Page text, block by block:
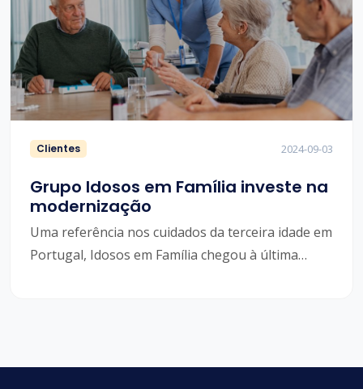
Clientes 2024-09-03
Grupo Idosos em Família investe na
modernização
Uma referência nos cuidados da terceira idade em
Portugal, Idosos em Família chegou à última